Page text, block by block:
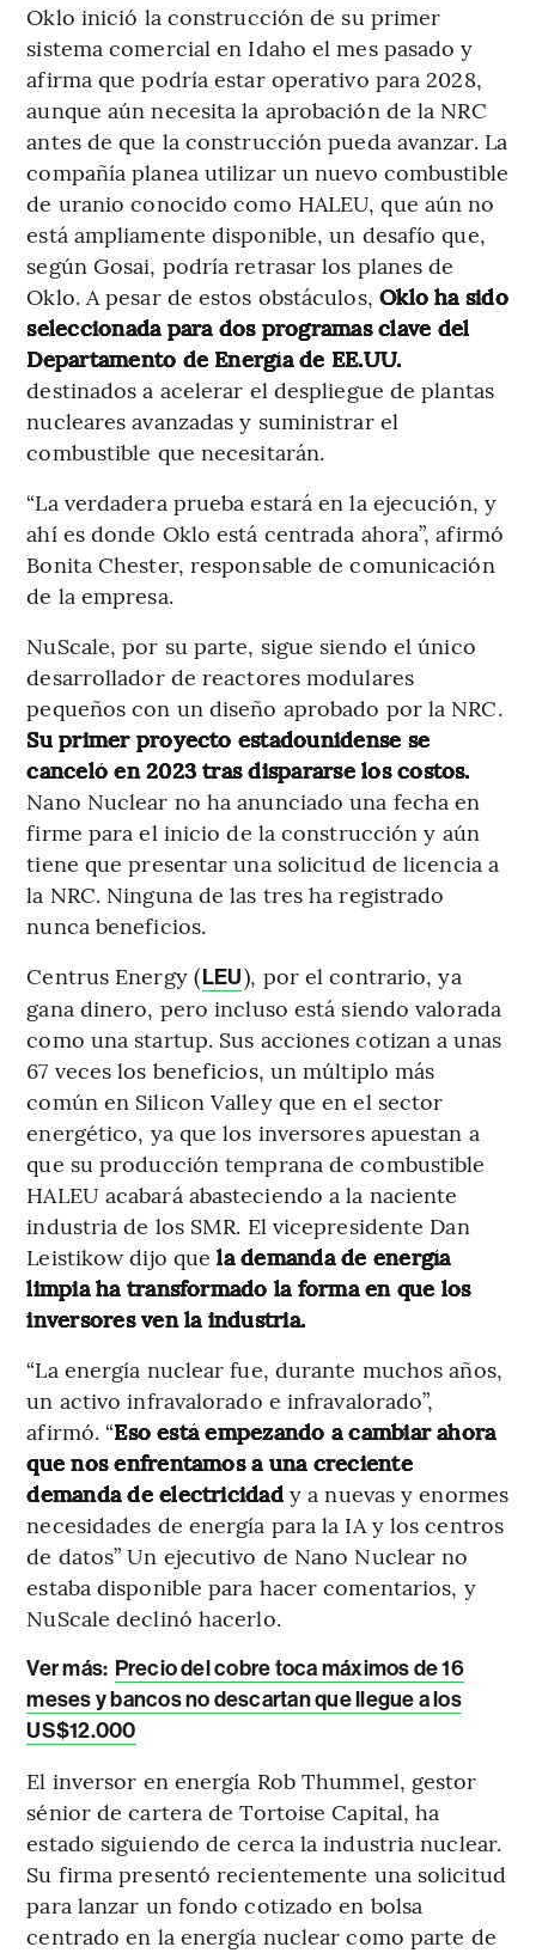
Oklo inició la construcción de su primer
sistema comercial en Idaho el mes pasado y
afirma que podría estar operativo para 2028,
aunque aún necesita la aprobación de la NRC
antes de que la construcción pueda avanzar. La
compañía planea utilizar un nuevo combustible
de uranio conocido como HALEU, que aún no
está ampliamente disponible, un desafío que,
según Gosai, podría retrasar los planes de
Oklo. A pesar de estos obstáculos, Oklo ha sido
seleccionada para dos programas clave del
Departamento de Energía de EE.UU.
destinados a acelerar el despliegue de plantas
nucleares avanzadas y suministrar el
combustible que necesitarán.
“La verdadera prueba estará en la ejecución, y
ahí es donde Oklo está centrada ahora”, afirmó
Bonita Chester, responsable de comunicación
de la empresa.
NuScale, por su parte, sigue siendo el único
desarrollador de reactores modulares
pequeños con un diseño aprobado por la NRC.
Su primer proyecto estadounidense se
canceló en 2023 tras dispararse los costos.
Nano Nuclear no ha anunciado una fecha en
firme para el inicio de la construcción y aún
tiene que presentar una solicitud de licencia a
la NRC. Ninguna de las tres ha registrado
nunca beneficios.
Centrus Energy (LEU), por el contrario, ya
gana dinero, pero incluso está siendo valorada
como una startup. Sus acciones cotizan a unas
67 veces los beneficios, un múltiplo más
común en Silicon Valley que en el sector
energético, ya que los inversores apuestan a
que su producción temprana de combustible
HALEU acabará abasteciendo a la naciente
industria de los SMR. El vicepresidente Dan
Leistikow dijo que la demanda de energía
limpia ha transformado la forma en que los
inversores ven la industria.
“La energía nuclear fue, durante muchos años,
un activo infravalorado e infravalorado”,
afirmó. “Eso está empezando a cambiar ahora
que nos enfrentamos a una creciente
demanda de electricidady a nuevas y enormes
necesidades de energía para la IA y los centros
de datos” Un ejecutivo de Nano Nuclear no
estaba disponible para hacer comentarios, y
NuScale declinó hacerlo.
Ver más: Precio del cobre toca máximos de 16
meses y bancos no descartan que llegue a los
US$12.000
El inversor en energía Rob Thummel, gestor
sénior de cartera de Tortoise Capital, ha
estado siguiendo de cerca la industria nuclear.
Su firma presentó recientemente una solicitud
para lanzar un fondo cotizado en bolsa
centrado en la energía nuclear como parte de